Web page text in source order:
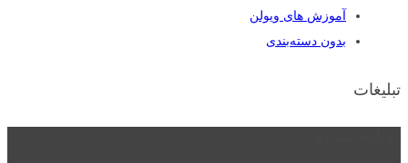
آموزش های ویولن
بدون دسته‌بندی
تبلیغات